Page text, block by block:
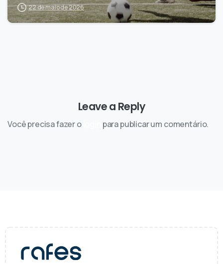
22 de maio de 2026
Leave a Reply
Você precisa fazer o para publicar um comentário.